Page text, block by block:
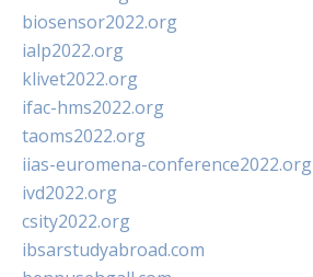
biosensor2022.org
ialp2022.org
klivet2022.org
ifac-hms2022.org
taoms2022.org
iias-euromena-conference2022.org
ivd2022.org
csity2022.org
ibsarstudyabroad.com